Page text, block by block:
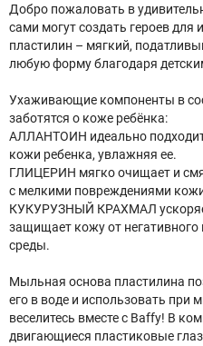
Добро пожаловать в
сами могут создать героев
пластилин – мягкий,
любую форму благодаря
Ухаживающие компоненты в
заботятся о коже ребёнка:
АЛЛАНТОИН идеально
кожи ребенка, увлажняя ее.
ГЛИЦЕРИН мягко очищает и
с мелкими повреждениями
КУКУРУЗНЫЙ КРАХМАЛ
защищает кожу от
среды.
Мыльная основа пластилина
его в воде и использовать при
веселитесь вместе с Baffy! В
двигающиеся пластиковые